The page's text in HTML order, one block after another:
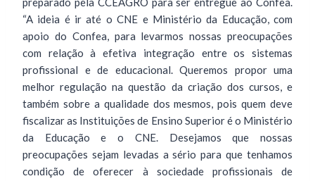
“A ideia é ir até o CNE e Ministério da Educação, com
apoio do Confea, para levarmos nossas preocupações
com relação à efetiva integração entre os sistemas
profissional e de educacional. Queremos propor uma
melhor regulação na questão da criação dos cursos, e
também sobre a qualidade dos mesmos, pois quem deve
fiscalizar as Instituições de Ensino Superior é o Ministério
da Educação e o CNE. Desejamos que nossas
preocupações sejam levadas a sério para que tenhamos
condição de oferecer à sociedade profissionais de